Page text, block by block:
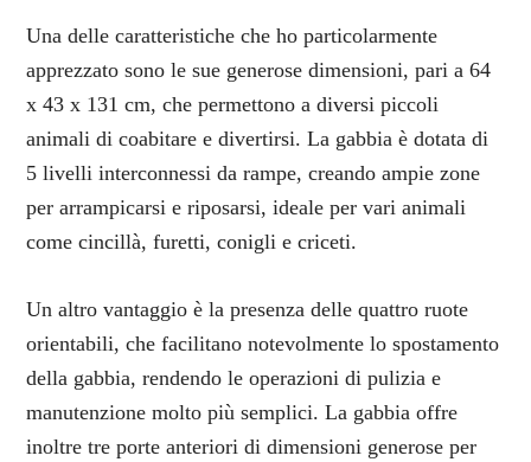
Una delle caratteristiche che ho particolarmente
apprezzato sono le sue generose dimensioni, pari a 64
x 43 x 131 cm, che permettono a diversi piccoli
animali di coabitare e divertirsi. La gabbia è dotata di
5 livelli interconnessi da rampe, creando ampie zone
per arrampicarsi e riposarsi, ideale per vari animali
come cincillà, furetti, conigli e criceti.
Un altro vantaggio è la presenza delle quattro ruote
orientabili, che facilitano notevolmente lo spostamento
della gabbia, rendendo le operazioni di pulizia e
manutenzione molto più semplici. La gabbia offre
inoltre tre porte anteriori di dimensioni generose per